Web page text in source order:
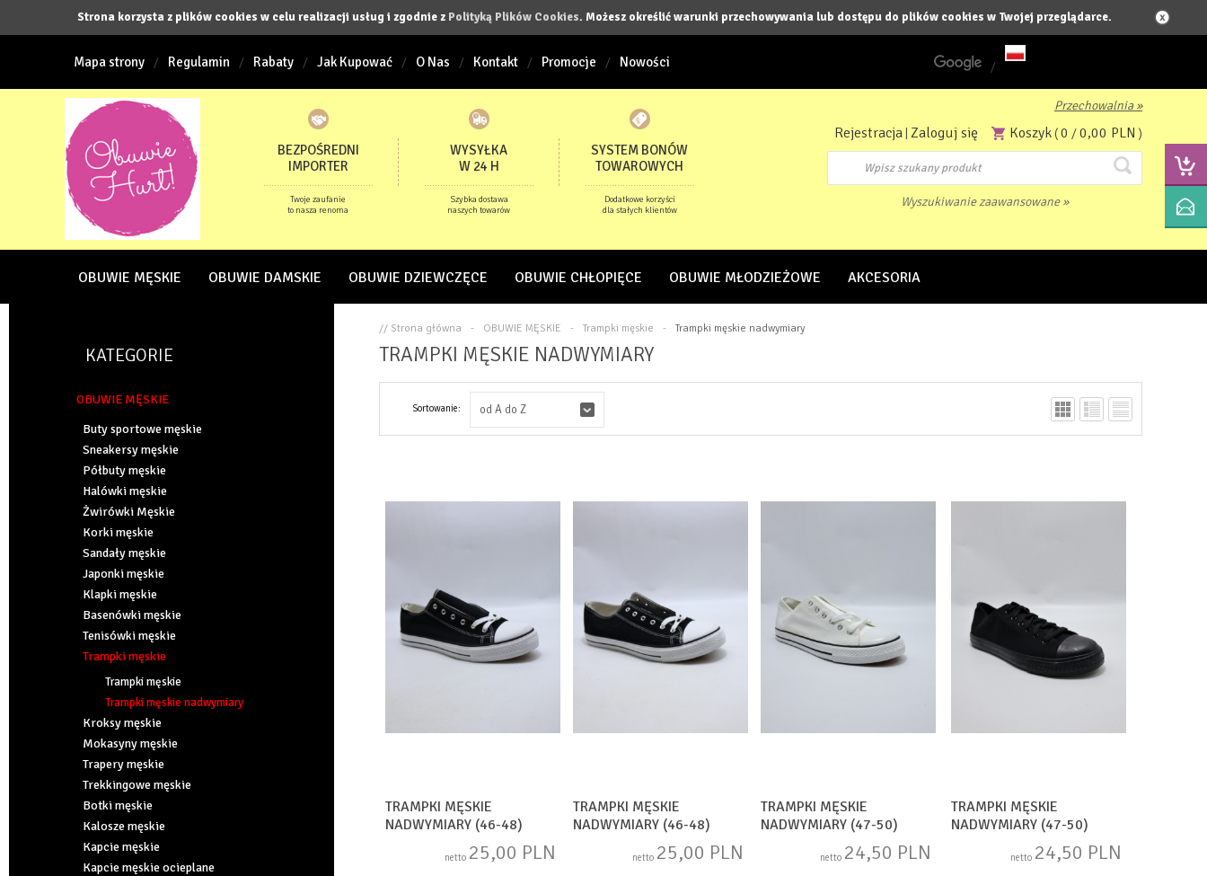
Strona korzysta z plików cookies w celu realizacji usług i zgodnie z Polityką Plików Cookies. Możesz określić warunki przechowywania lub dostępu do plików cookies w Twojej przeglądarce.
Mapa strony Regulamin Rabaty Jak Kupować O Nas Kontakt Promocje Nowości /
BEZPOŚREDNI
IMPORTER
Twoje zaufanie
to nasza renoma
WYSYŁKA
W 24 H
Szybka dostawa
naszych towarów
SYSTEM BONÓW
TOWAROWYCH
Dodatkowe korzyści
dla stałych klientów
Przechowalnia »
Rejestracja Zaloguj się Koszyk (0 /0,00 PLN )
Wyszukiwanie zaawansowane »
OBUWIE MĘSKIE OBUWIE DAMSKIE OBUWIE DZIEWCZĘCE OBUWIE CHŁOPIĘCE OBUWIE MŁODZIEŻOWE AKCESORIA
KATEGORIE
OBUWIE MĘSKIE
Buty sportowe męskie
Sneakersy męskie
Półbuty męskie
Halówki męskie
Żwirówki Męskie
Korki męskie
Sandały męskie
Japonki męskie
Klapki męskie
Basenówki męskie
Tenisówki męskie
Trampki męskie
Trampki męskie
Trampki męskie nadwymiary
Kroksy męskie
Mokasyny męskie
Trapery męskie
Trekkingowe męskie
Botki męskie
Kalosze męskie
Kapcie męskie
Kapcie męskie ocieplane
// Strona główna - OBUWIE MĘSKIE - Trampki męskie - Trampki męskie nadwymiary
TRAMPKI MĘSKIE NADWYMIARY
Sortowanie: od A do Z
TRAMPKI MĘSKIE
NADWYMIARY (46-48)
netto 25,00 PLN
TRAMPKI MĘSKIE
NADWYMIARY (46-48)
3917-12 BLACK
netto 25,00 PLN
TRAMPKI MĘSKIE
NADWYMIARY (47-50)
netto 24,50 PLN
TRAMPKI MĘSKIE
NADWYMIARY (47-50)
netto 24,50 PLN